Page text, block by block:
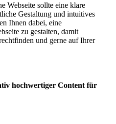
Webseite sollte eine klare
Gestaltung und intuitives
Ihnen dabei, eine
zu gestalten, damit
und gerne auf Ihrer
hochwertiger Content für